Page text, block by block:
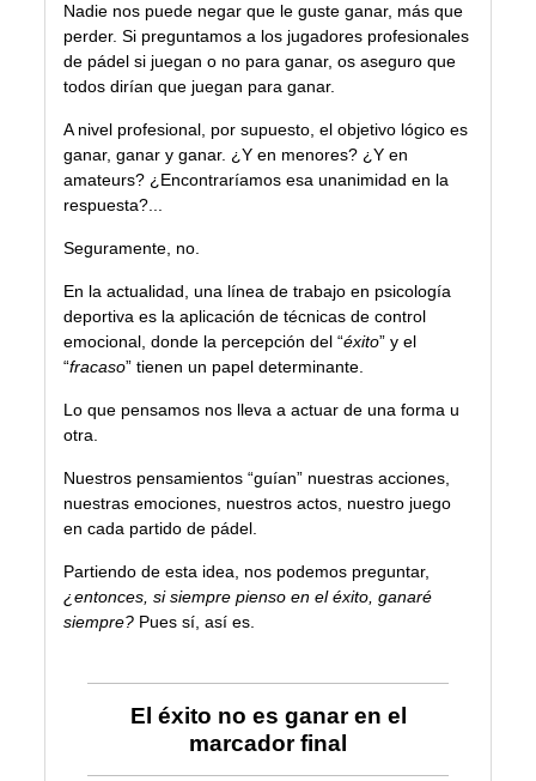
Nadie nos puede negar que le guste ganar, más que
perder. Si preguntamos a los jugadores profesionales
de pádel si juegan o no para ganar, os aseguro que
todos dirían que juegan para ganar.
A nivel profesional, por supuesto, el objetivo lógico es
ganar, ganar y ganar. ¿Y en menores? ¿Y en
amateurs? ¿Encontraríamos esa unanimidad en la
respuesta?...
Seguramente, no.
En la actualidad, una línea de trabajo en psicología
deportiva es la aplicación de técnicas de control
emocional, donde la percepción del “éxito” y el
“fracaso” tienen un papel determinante.
Lo que pensamos nos lleva a actuar de una forma u
otra.
Nuestros pensamientos “guían” nuestras acciones,
nuestras emociones, nuestros actos, nuestro juego
en cada partido de pádel.
Partiendo de esta idea, nos podemos preguntar,
¿entonces, si siempre pienso en el éxito, ganaré
siempre? Pues sí, así es.
El éxito no es ganar en el
marcador final